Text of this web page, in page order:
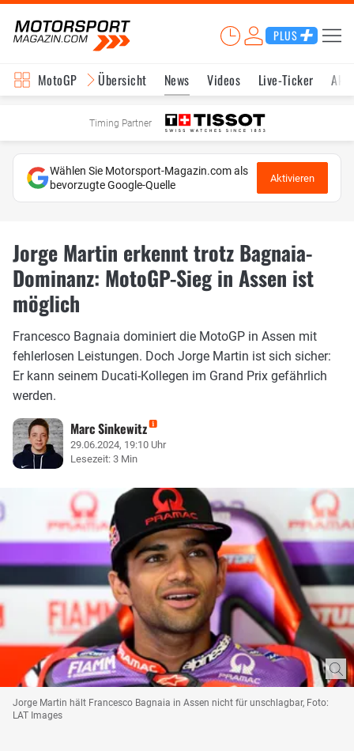
PLUS
MotoGP Übersicht News Videos Live-Ticker
Timing Partner
Wählen Sie Motorsport-Magazin.com als
bevorzugte Google-Quelle
Aktivieren
Jorge Martin erkennt trotz Bagnaia-
Dominanz: MotoGP-Sieg in Assen ist
möglich
Francesco Bagnaia dominiert die MotoGP in Assen mit
fehlerlosen Leistungen. Doch Jorge Martin ist sich sicher:
Er kann seinem Ducati-Kollegen im Grand Prix gefährlich
werden.
Marc Sinkewitz
29.06.2024, 19:10 Uhr
Lesezeit: 3 Min
Jorge Martin hält Francesco Bagnaia in Assen nicht für unschlagbar, Foto:
LAT Images